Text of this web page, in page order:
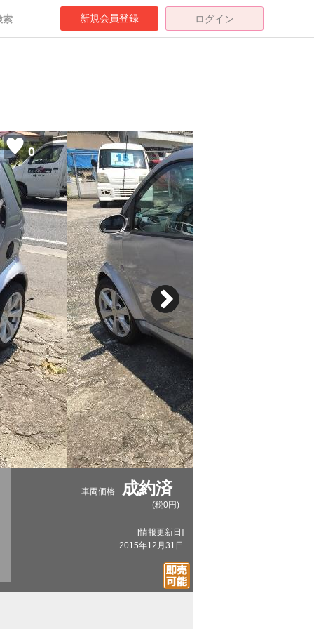
索 新規会員登録 ログイン
0
車両価格 成約済
(税0円)
[情報更新日]
2015年12月31日